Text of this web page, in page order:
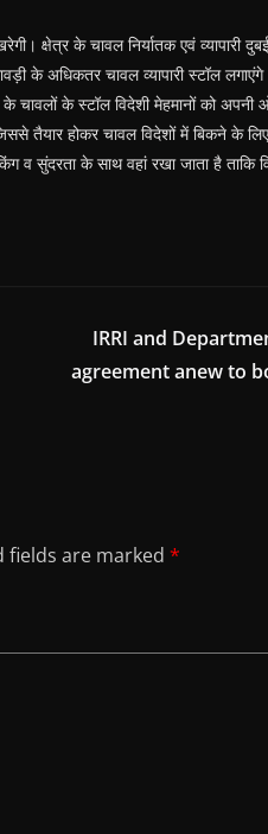
क्षेत्र के चावल निर्यातक एवं व्यापारी
अधिकतर चावल व्यापारी स्टॉल लगाएंगे।
के स्टॉल विदेशी मेहमानों को
तैयार होकर चावल विदेशों में बिकने के लिए
व सुंदरता के साथ वहां रखा जाता है ताकि
IRRI and
agreement anew to
fields are marked *